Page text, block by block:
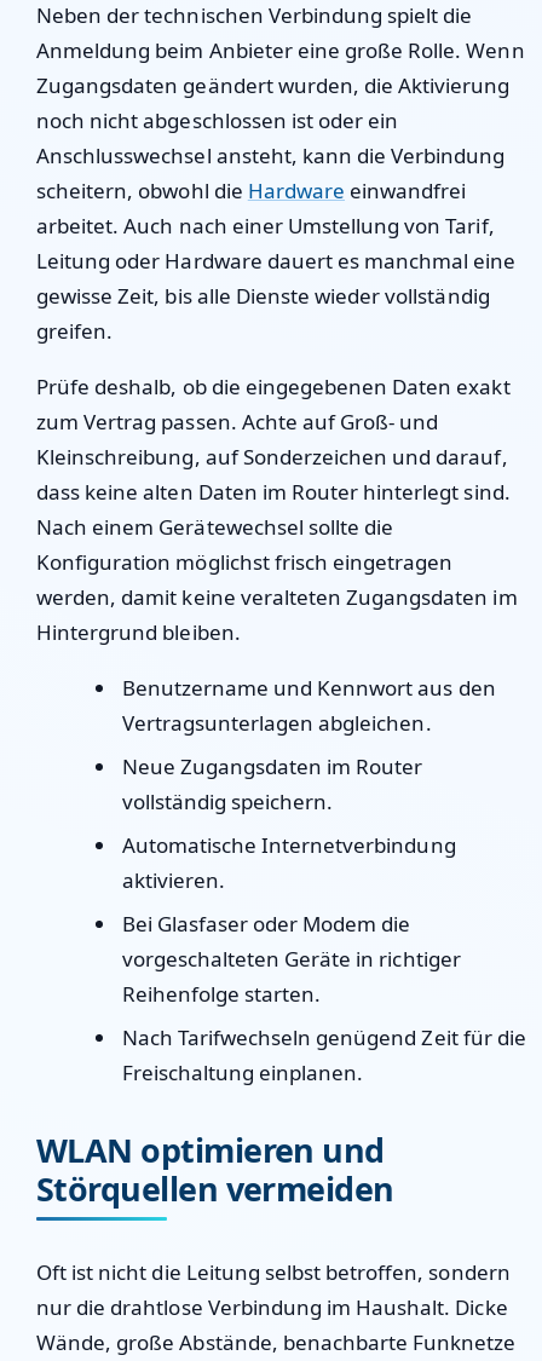
Neben der technischen Verbindung spielt die
Anmeldung beim Anbieter eine große Rolle. Wenn
Zugangsdaten geändert wurden, die Aktivierung
noch nicht abgeschlossen ist oder ein
Anschlusswechsel ansteht, kann die Verbindung
scheitern, obwohl die Hardware einwandfrei
arbeitet. Auch nach einer Umstellung von Tarif,
Leitung oder Hardware dauert es manchmal eine
gewisse Zeit, bis alle Dienste wieder vollständig
greifen.
Prüfe deshalb, ob die eingegebenen Daten exakt
zum Vertrag passen. Achte auf Groß- und
Kleinschreibung, auf Sonderzeichen und darauf,
dass keine alten Daten im Router hinterlegt sind.
Nach einem Gerätewechsel sollte die
Konfiguration möglichst frisch eingetragen
werden, damit keine veralteten Zugangsdaten im
Hintergrund bleiben.
Benutzername und Kennwort aus den
Vertragsunterlagen abgleichen.
Neue Zugangsdaten im Router
vollständig speichern.
Automatische Internetverbindung
aktivieren.
Bei Glasfaser oder Modem die
vorgeschalteten Geräte in richtiger
Reihenfolge starten.
Nach Tarifwechseln genügend Zeit für die
Freischaltung einplanen.
WLAN optimieren und
Störquellen vermeiden
Oft ist nicht die Leitung selbst betroffen, sondern
nur die drahtlose Verbindung im Haushalt. Dicke
Wände, große Abstände, benachbarte Funknetze